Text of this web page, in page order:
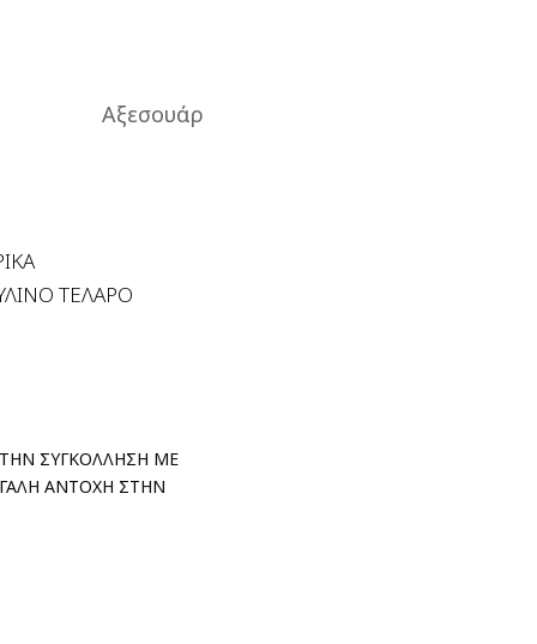
Αξεσουάρ
ΤΕΛΑΡΟ
ΤΗΝ ΣΥΓΚΟΛΛΗΣΗ ΜΕ
ΑΝΤΟΧΗ ΣΤΗΝ